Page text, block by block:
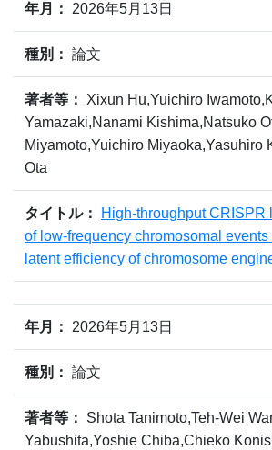
年月： 2026年5月13日
種別： 論文
著者等：
Xixun Hu,Yuichiro
Yamazaki,Nanami Kishima,Natsuko
Miyamoto,Yuichiro Miyaoka,Yasuhiro
Ota
タイトル：
High-throughput CRISPR
of low-frequency chromosomal
latent efficiency of chromosome
年月： 2026年5月13日
種別： 論文
著者等：
Shota Tanimoto,Teh-Wei
Yabushita,Yoshie Chiba,Chieko